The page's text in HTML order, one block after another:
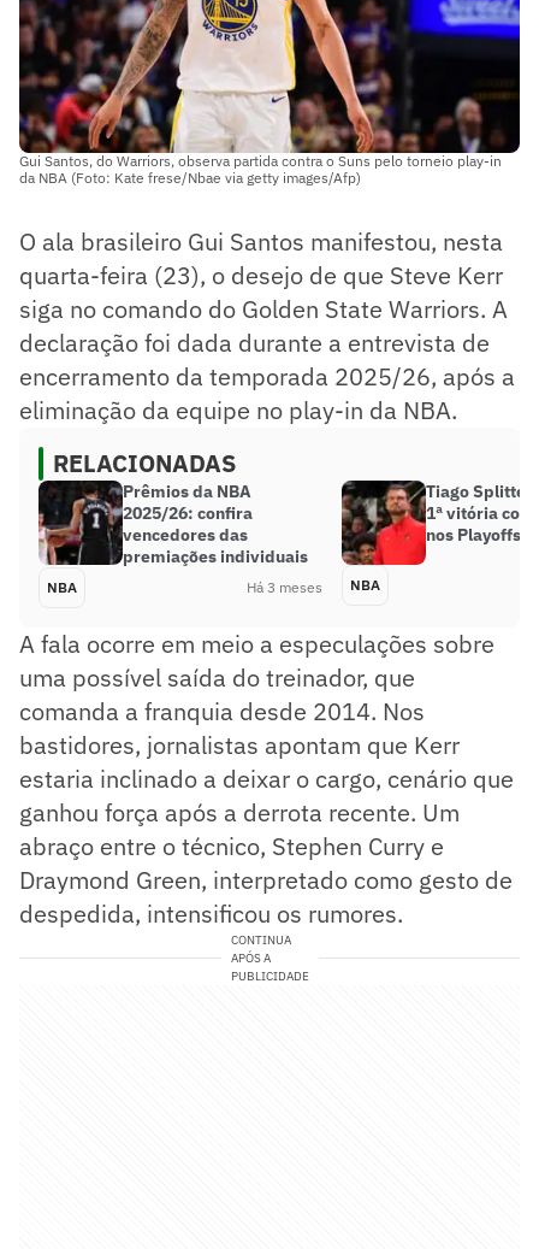
Gui Santos, do Warriors, observa partida contra o Suns pelo torneio play-in
da NBA (Foto: Kate frese/Nbae via getty images/Afp)
O ala brasileiro Gui Santos manifestou, nesta
quarta-feira (23), o desejo de que Steve Kerr
siga no comando do Golden State Warriors. A
declaração foi dada durante a entrevista de
encerramento da temporada 2025/26, após a
eliminação da equipe no play-in da NBA.
RELACIONADAS
Prêmios da NBA
2025/26: confira
vencedores das
premiações individuais
NBA Há 3 meses
Tiago Splitter
1ª vitória
nos Playoffs
NBA
A fala ocorre em meio a especulações sobre
uma possível saída do treinador, que
comanda a franquia desde 2014. Nos
bastidores, jornalistas apontam que Kerr
estaria inclinado a deixar o cargo, cenário que
ganhou força após a derrota recente. Um
abraço entre o técnico, Stephen Curry e
Draymond Green, interpretado como gesto de
despedida, intensificou os rumores.
CONTINUA
APÓS A
PUBLICIDADE